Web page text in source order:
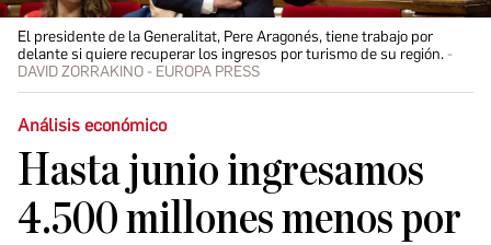
El presidente de la Generalitat, Pere Aragonés, tiene trabajo por
delante si quiere recuperar los ingresos por turismo de su región.
DAVID ZORRAKINO - EUROPA PRESS
Análisis económico
Hasta junio ingresamos
4.500 millones menos por